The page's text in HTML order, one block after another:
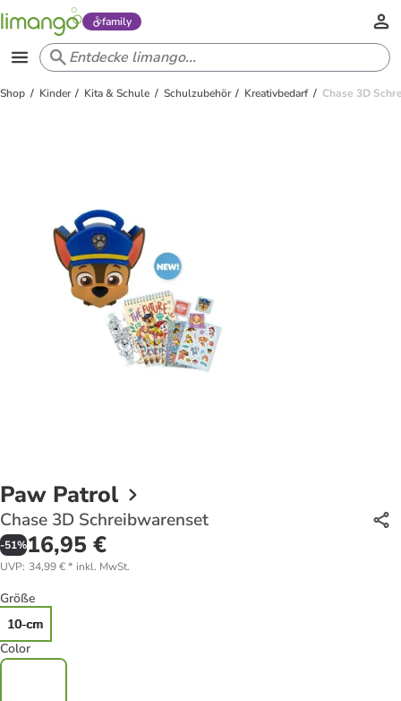
family
Shop Kinder Kita & Schule Schulzubehör Kreativbedarf Chase 3D
Paw Patrol
Chase 3D Schreibwarenset
-51%16,95 €
UVP: 34,99 €* inkl. MwSt.
Größe
10-cm
Color